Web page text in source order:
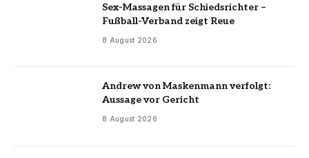
Sex-Massagen für Schiedsrichter –
Fußball-Verband zeigt Reue
8 August 2026
Andrew von Maskenmann verfolgt:
Aussage vor Gericht
8 August 2026